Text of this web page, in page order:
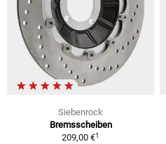
Siebenrock
Bremsscheiben
209,00 €1